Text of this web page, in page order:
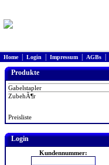
Home| Login Impressum AGBs
Produkte
Gabelstapler
ZubehÃ¶r
Preisliste
Login
Kundennummer: